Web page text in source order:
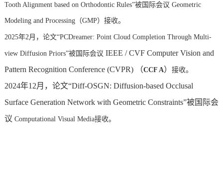
Tooth Alignment based on Orthodontic Rules”被国际会议 Geometric
Modeling and Processing（GMP）接收。
2025年2月，论文“PCDreamer: Point Cloud Completion Through Multi-
view Diffusion Priors”被国际会议 IEEE / CVF Computer Vision and
Pattern Recognition Conference (CVPR) （CCF A） 接收。
2024年12月，论文“Diff-OSGN: Diffusion-based Occlusal
Surface Generation Network with Geometric Constraints”被国际会
议 Computational Visual Media接收。